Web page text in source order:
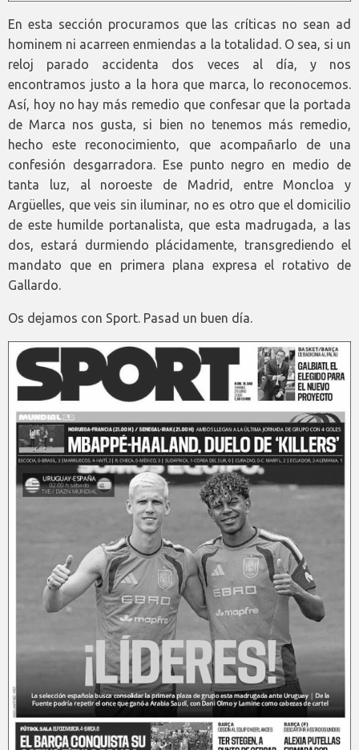
En esta sección procuramos que las críticas no sean ad
hominem ni acarreen enmiendas a la totalidad. O sea, si un
reloj parado accidenta dos veces al día, y nos
encontramos justo a la hora que marca, lo reconocemos.
Así, hoy no hay más remedio que confesar que la portada
de Marca nos gusta, si bien no tenemos más remedio,
hecho este reconocimiento, que acompañarlo de una
confesión desgarradora. Ese punto negro en medio de
tanta luz, al noroeste de Madrid, entre Moncloa y
Argüelles, que veis sin iluminar, no es otro que el domicilio
de este humilde portanalista, que esta madrugada, a las
dos, estará durmiendo plácidamente, transgrediendo el
mandato que en primera plana expresa el rotativo de
Gallardo.
Os dejamos con Sport. Pasad un buen día.